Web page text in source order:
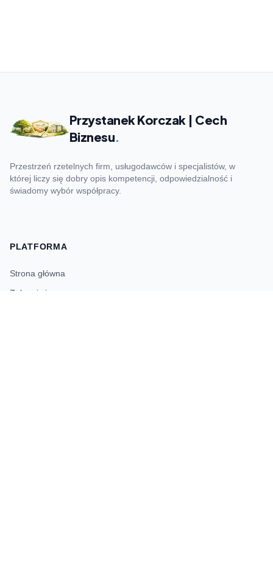
Przystanek Korczak | Cech
Biznesu.
Przestrzeń rzetelnych firm, usługodawców i specjalistów, w
której liczy się dobry opis kompetencji, odpowiedzialność i
świadomy wybór współpracy.
PLATFORMA
Strona główna
Zaloguj się